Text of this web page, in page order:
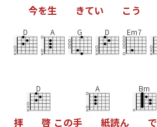
今を生 きてい こ う
D A G D Em7
拝
D
啓 この手
A
紙読ん
Bm
で